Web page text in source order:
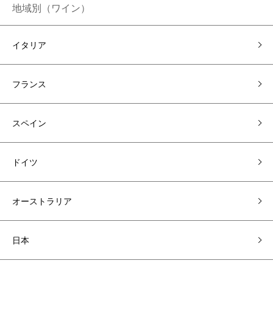
地域別（ワイン）
イタリア
フランス
スペイン
ドイツ
オーストラリア
日本